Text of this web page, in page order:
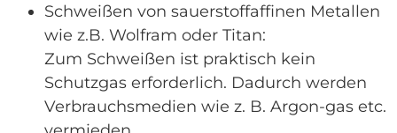
Schweißen von sauerstoffaffinen Metallen
wie z.B. Wolfram oder Titan:
Zum Schweißen ist praktisch kein
Schutzgas erforderlich. Dadurch werden
Verbrauchsmedien wie z. B. Argon-gas etc.